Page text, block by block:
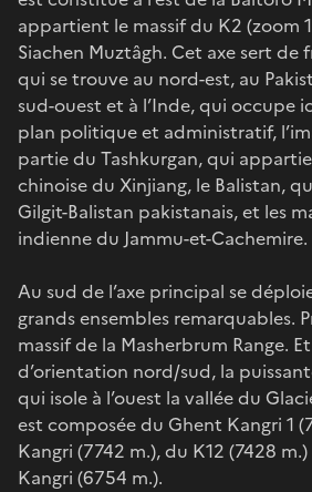
appartient le massif du K2 (zoom
Siachen Muztâgh. Cet axe sert de
qui se trouve au nord-est, au
sud-ouest et à l’Inde, qui occupe
plan politique et administratif,
partie du Tashkurgan, qui
chinoise du Xinjiang, le Balistan,
Gilgit-Balistan pakistanais, et les
indienne du Jammu-et-Cachemire.
Au sud de l’axe principal se
grands ensembles remarquables.
massif de la Masherbrum Range.
d’orientation nord/sud, la
qui isole à l’ouest la vallée du
est composée du Ghent Kangri 1
Kangri (7742 m.), du K12 (7428
Kangri (6754 m.).